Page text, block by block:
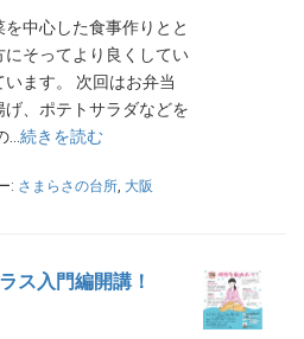
中心した食事作りとと
そってより良くしてい
ます。 次回はお弁当
、ポテトサラダなどを
続きを読む
: さまらさの台所, 大阪
ス入門編開講！